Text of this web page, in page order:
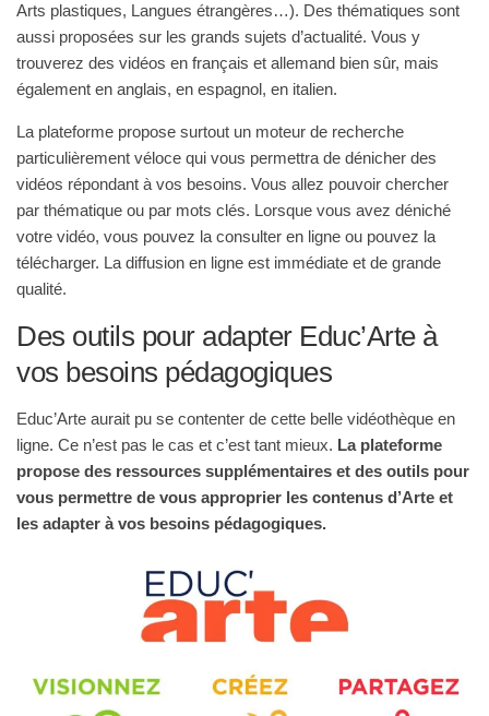
Arts plastiques, Langues étrangères…). Des thématiques sont
aussi proposées sur les grands sujets d’actualité. Vous y
trouverez des vidéos en français et allemand bien sûr, mais
également en anglais, en espagnol, en italien.
La plateforme propose surtout un moteur de recherche
particulièrement véloce qui vous permettra de dénicher des
vidéos répondant à vos besoins. Vous allez pouvoir chercher
par thématique ou par mots clés. Lorsque vous avez déniché
votre vidéo, vous pouvez la consulter en ligne ou pouvez la
télécharger. La diffusion en ligne est immédiate et de grande
qualité.
Des outils pour adapter Educ’Arte à
vos besoins pédagogiques
Educ’Arte aurait pu se contenter de cette belle vidéothèque en
ligne. Ce n’est pas le cas et c’est tant mieux. La plateforme
propose des ressources supplémentaires et des outils pour
vous permettre de vous approprier les contenus d’Arte et
les adapter à vos besoins pédagogiques.